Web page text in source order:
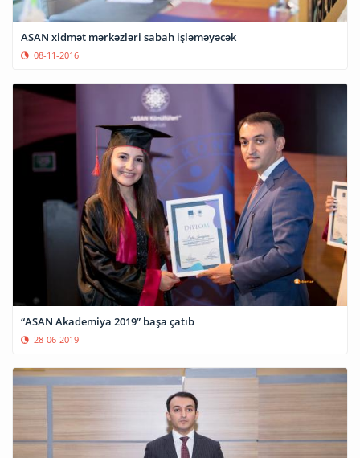
ASAN xidmət mərkəzləri sabah işləməyəcək
08-11-2016
“ASAN Akademiya 2019” başa çatıb
28-06-2019